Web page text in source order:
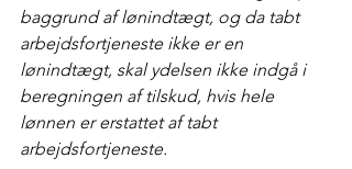
baggrund af lønindtægt, og da tabt
arbejdsfortjeneste ikke er en
lønindtægt, skal ydelsen ikke indgå i
beregningen af tilskud, hvis hele
lønnen er erstattet af tabt
arbejdsfortjeneste.